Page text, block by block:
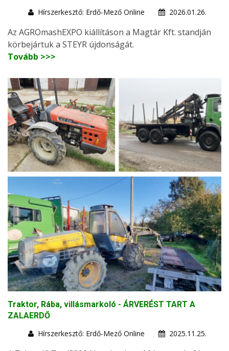
Hírszerkesztő: Erdő-Mező Online
2026.01.26.
Az AGROmashEXPO kiállításon a Magtár Kft. standján
körbejártuk a STEYR újdonságát.
Tovább >>>
Traktor, Rába, villásmarkoló - ÁRVERÉST TART A
ZALAERDŐ
Hírszerkesztő: Erdő-Mező Online
2025.11.25.